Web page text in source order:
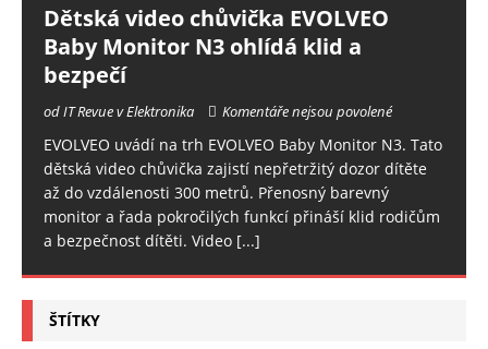
Dětská video chůvička EVOLVEO
Baby Monitor N3 ohlídá klid a
bezpečí
od IT Revue v Elektronika Komentáře nejsou povolené
EVOLVEO uvádí na trh EVOLVEO Baby Monitor N3. Tato
dětská video chůvička zajistí nepřetržitý dozor dítěte
až do vzdálenosti 300 metrů. Přenosný barevný
monitor a řada pokročilých funkcí přináší klid rodičům
a bezpečnost dítěti. Video [...]
ŠTÍTKY